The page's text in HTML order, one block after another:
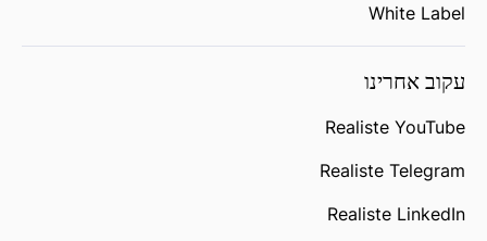
White Label
עקוב אחרינו
Realiste YouTube
Realiste Telegram
Realiste LinkedIn